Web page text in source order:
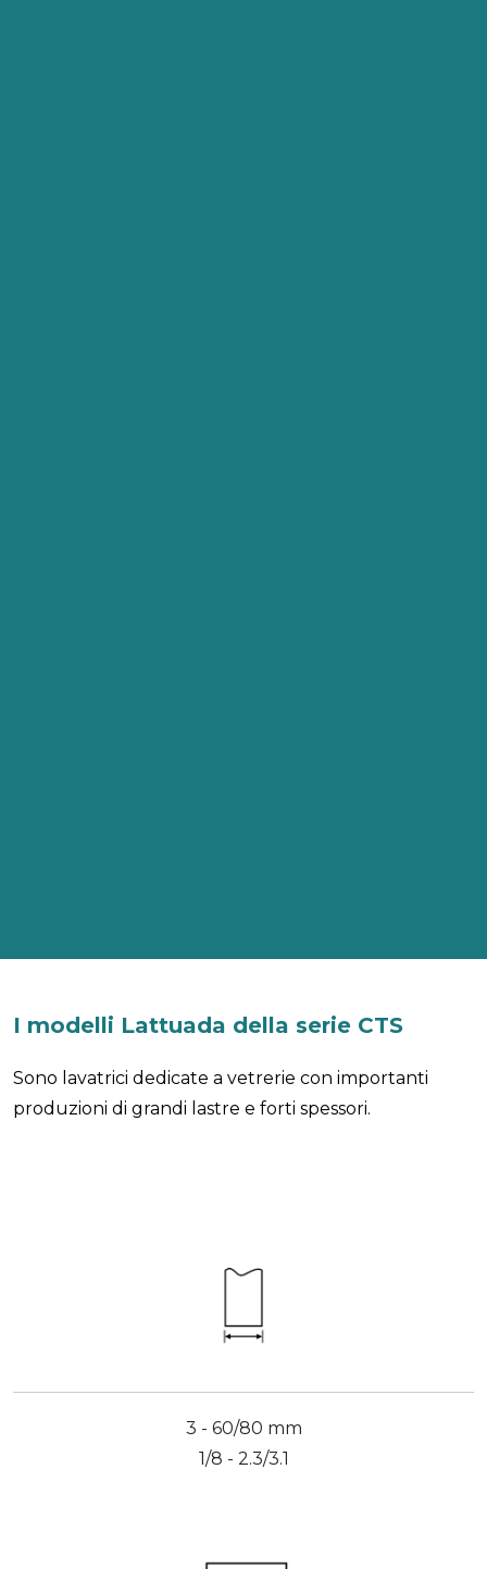
I modelli Lattuada della serie CTS
Sono lavatrici dedicate a vetrerie con importanti
produzioni di grandi lastre e forti spessori.
3 - 60/80 mm
1/8 - 2.3/3.1